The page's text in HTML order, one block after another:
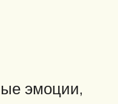
эмоции,